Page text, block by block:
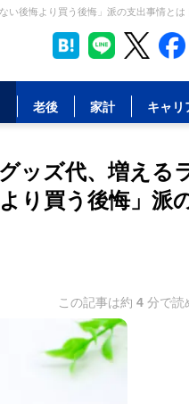
後悔より買う後悔」派の支出事情とは
老後 家計 キャリ
ッズ代、増える
り買う後悔」派
この記事は約 4 分で読